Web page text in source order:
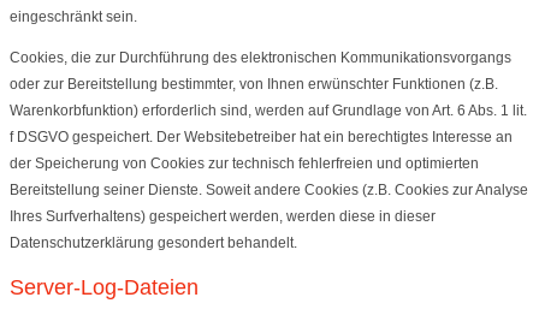
eingeschränkt sein.
Cookies, die zur Durchführung des elektronischen Kommunikationsvorgangs
oder zur Bereitstellung bestimmter, von Ihnen erwünschter Funktionen (z.B.
Warenkorbfunktion) erforderlich sind, werden auf Grundlage von Art. 6 Abs. 1 lit.
f DSGVO gespeichert. Der Websitebetreiber hat ein berechtigtes Interesse an
der Speicherung von Cookies zur technisch fehlerfreien und optimierten
Bereitstellung seiner Dienste. Soweit andere Cookies (z.B. Cookies zur Analyse
Ihres Surfverhaltens) gespeichert werden, werden diese in dieser
Datenschutzerklärung gesondert behandelt.
Server-Log-Dateien